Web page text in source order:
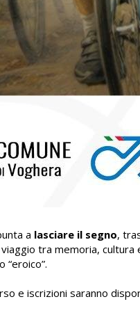
a lasciare il segno,
tra memoria, cultura
“eroico”.
e iscrizioni saranno